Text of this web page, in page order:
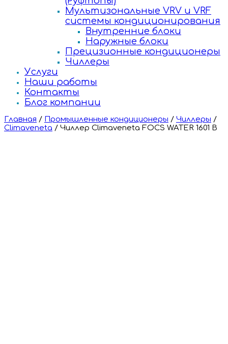
Мультизональные VRV и VRF
системы кондиционирования
Внутренние блоки
Наружные блоки
Прецизионные кондиционеры
Чиллеры
Услуги
Наши работы
Контакты
Блог компании
Главная / Промышленные кондиционеры / Чиллеры /
Climaveneta / Чиллер Climaveneta FOCS WATER 1601 B